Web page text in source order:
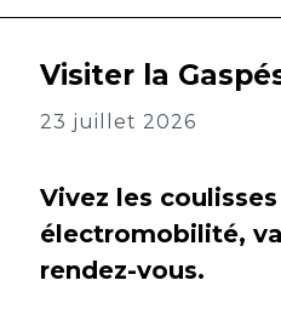
Visiter la
23 juillet 2026
Vivez les
électromobilité,
rendez-vous.